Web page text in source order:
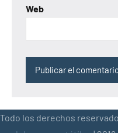
Web
Todo los derechos